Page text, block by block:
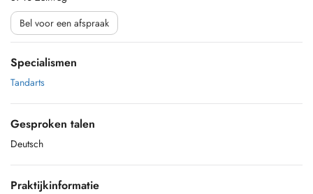
Bel voor een afspraak
Specialismen
Tandarts
Gesproken talen
Deutsch
Praktijkinformatie